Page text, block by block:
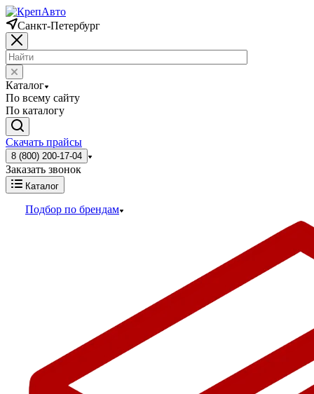
Санкт-Петербург
Каталог
По всему сайту
По каталогу
Скачать прайсы
8 (800) 200-17-04
Заказать звонок
Каталог
Подбор по брендам